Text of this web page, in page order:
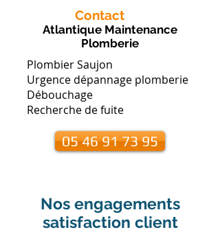
Contact
Atlantique Maintenance
Plomberie
Plombier Saujon
Urgence dépannage plomberie
Débouchage
Recherche de fuite
05 46 91 73 95
Nos engagements
satisfaction client